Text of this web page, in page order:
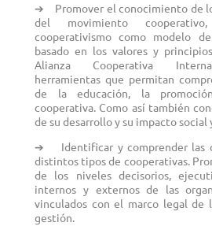
➔ Promover el conocimiento de
del movimiento
cooperativismo como modelo
basado en los valores y
Alianza Cooperativa
herramientas que permitan
de la educación, la
cooperativa. Como así también
de su desarrollo y su impacto social
➔ Identificar y comprender las
distintos tipos de cooperativas.
de los niveles decisorios,
internos y externos de las
vinculados con el marco legal de
gestión.